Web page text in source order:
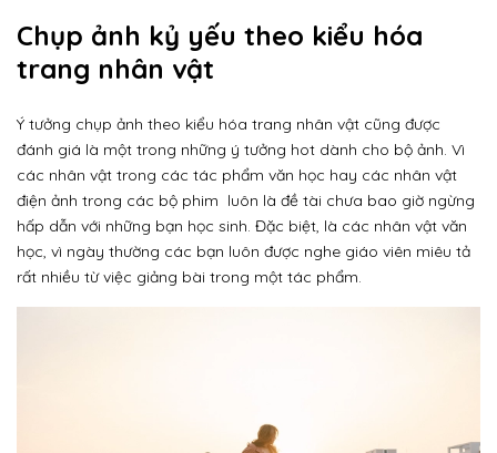
Chụp ảnh kỷ yếu theo kiểu hóa
trang nhân vật
Ý tưởng chụp ảnh theo kiểu hóa trang nhân vật cũng được
đánh giá là một trong những ý tưởng hot dành cho bộ ảnh. Vì
các nhân vật trong các tác phẩm văn học hay các nhân vật
điện ảnh trong các bộ phim luôn là đề tài chưa bao giờ ngừng
hấp dẫn với những bạn học sinh. Đặc biệt, là các nhân vật văn
học, vì ngày thường các bạn luôn được nghe giáo viên miêu tả
rất nhiều từ việc giảng bài trong một tác phẩm.